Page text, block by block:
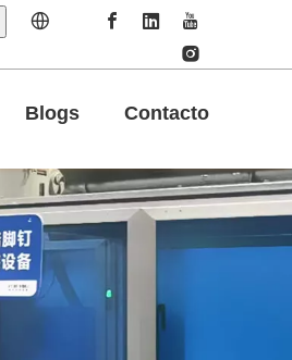
Blogs Contacto